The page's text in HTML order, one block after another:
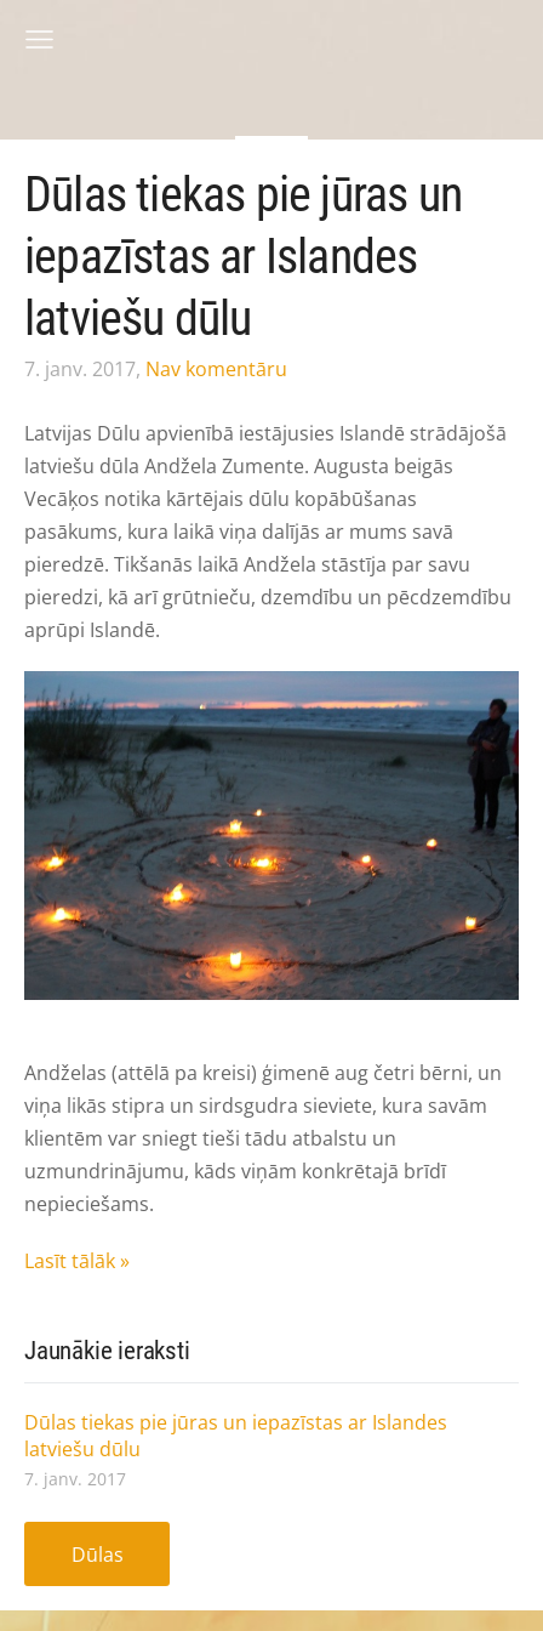
Jaunākie ieraksti
Dūlas tiekas pie jūras un iepazīstas ar Islandes
latviešu dūlu
7. janv. 2017
Dūlas
Dūlas tiekas pie jūras un
iepazīstas ar Islandes
latviešu dūlu
7. janv. 2017, Nav komentāru
Latvijas Dūlu apvienībā iestājusies Islandē strādājošā
latviešu dūla Andžela Zumente. Augusta beigās
Vecāķos notika kārtējais dūlu kopābūšanas
pasākums, kura laikā viņa dalījās ar mums savā
pieredzē. Tikšanās laikā Andžela stāstīja par savu
pieredzi, kā arī grūtnieču, dzemdību un pēcdzemdību
aprūpi Islandē.
Andželas (attēlā pa kreisi) ģimenē aug četri bērni, un
viņa likās stipra un sirdsgudra sieviete, kura savām
klientēm var sniegt tieši tādu atbalstu un
uzmundrinājumu, kāds viņām konkrētajā brīdī
nepieciešams.
Lasīt tālāk »